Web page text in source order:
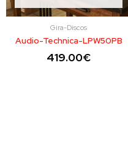
Gira-Discos
Audio-Technica-LPW50PB
419.00€